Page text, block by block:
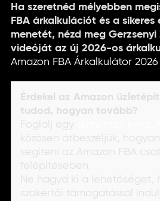
Ha szeretnéd mélyebben
FBA árkalkulációt és a sikeres
menetét, nézd meg Gerzsenyi
videóját az új 2026-os
Amazon FBA Árkalkulátor
Érdekel az Amazon
tudod, hogyan tovább?
Foglalj egy
közösen átbeszéljük,
segíteni az Amazon FBA
felépítésében.
Ne hagyd ki a lehetőséget,
szakértői támogatással indulj